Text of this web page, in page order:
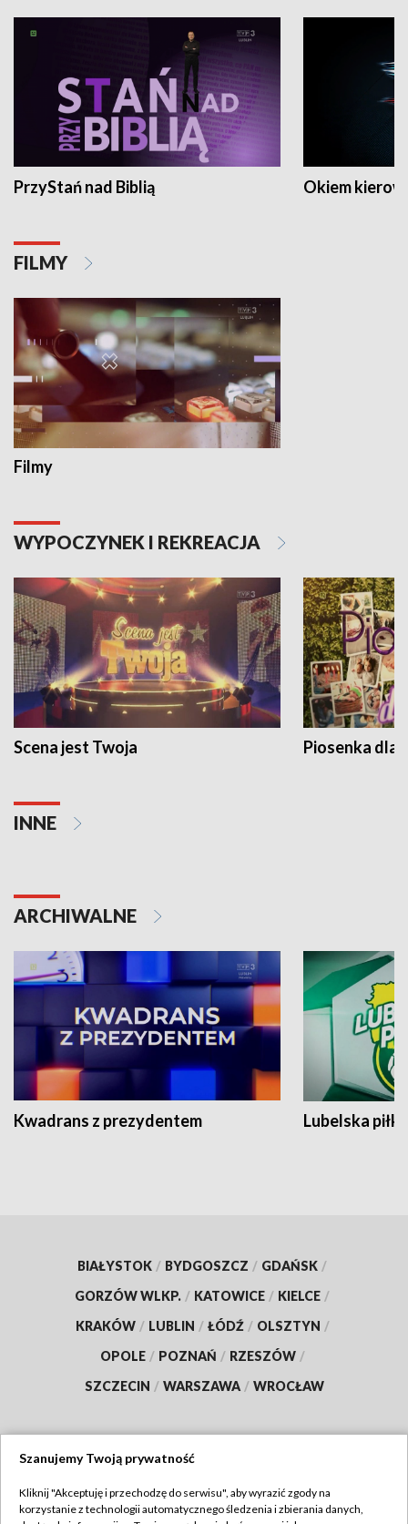
PrzyStań nad Biblią Okiem
FILMY
Filmy
WYPOCZYNEK I REKREACJA
Scena jest Twoja Piosenka dla
INNE
ARCHIWALNE
Kwadrans z prezydentem Lubelska piłka
BIAŁYSTOK / BYDGOSZCZ / GDAŃSK /
GORZÓW WLKP. / KATOWICE / KIELCE /
KRAKÓW / LUBLIN / ŁÓDŹ / OLSZTYN /
OPOLE / POZNAŃ / RZESZÓW /
SZCZECIN / WARSZAWA / WROCŁAW
TVP
Szanujemy Twoją prywatność
Kliknij "Akceptuję i przechodzę do serwisu", aby wyrazić zgody na
korzystanie z technologii automatycznego śledzenia i zbierania danych,